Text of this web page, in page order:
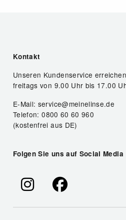
Kontakt
Unseren Kundenservice
freitags von 9.00 Uhr bis 17.00
E-Mail: service@meinelinse.de
Telefon: 0800 60 60 960
(kostenfrei aus DE)
Folgen Sie uns auf Social Media